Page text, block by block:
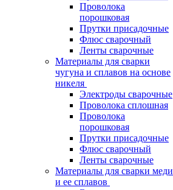
Проволока
порошковая
Прутки присадочные
Флюс сварочный
Ленты сварочные
Материалы для сварки
чугуна и сплавов на основе
никеля
Электроды сварочные
Проволока сплошная
Проволока
порошковая
Прутки присадочные
Флюс сварочный
Ленты сварочные
Материалы для сварки меди
и ее сплавов